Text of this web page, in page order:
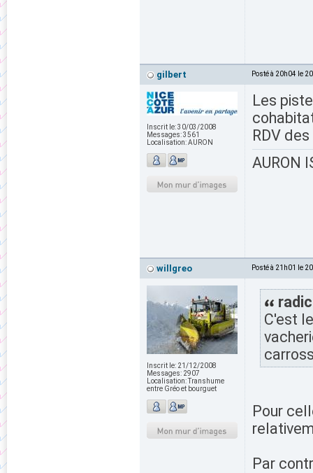
gilbert Posté à 20h04 le
Inscrit le:30/03/2008
Messages:3561
Localisation:AURON
Les
RDV
AURON
willgreo Posté à 21h01 le
Inscrit le: 21/12/2008
Messages: 2907
Localisation:Transhume
entre Gréo et bourguet
C'est
Pour
Par